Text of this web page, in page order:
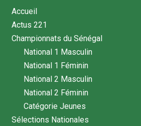
Accueil
Actus 221
Championnats du Sénégal
National 1 Masculin
National 1 Féminin
National 2 Masculin
National 2 Féminin
Catégorie Jeunes
Sélections Nationales